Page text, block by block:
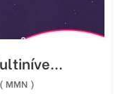
MMN )